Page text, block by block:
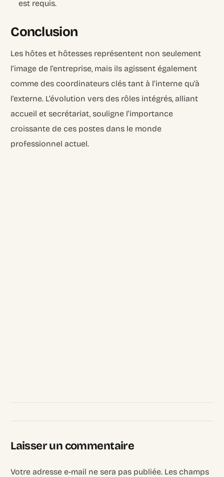
est requis.
Conclusion
Les hôtes et hôtesses représentent non seulement
l’image de l’entreprise, mais ils agissent également
comme des coordinateurs clés tant à l’interne qu’à
l’externe. L’évolution vers des rôles intégrés, alliant
accueil et secrétariat, souligne l’importance
croissante de ces postes dans le monde
professionnel actuel.
Laisser un commentaire
Votre adresse e-mail ne sera pas publiée. Les champs